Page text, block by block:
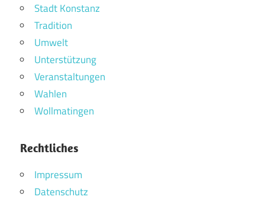
Stadt Konstanz
Tradition
Umwelt
Unterstützung
Veranstaltungen
Wahlen
Wollmatingen
Rechtliches
Impressum
Datenschutz